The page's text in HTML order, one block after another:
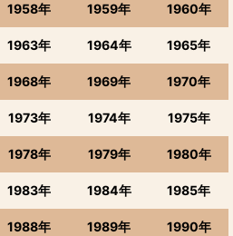
1958年 1959年 1960年
1963年 1964年 1965年
1968年 1969年 1970年
1973年 1974年 1975年
1978年 1979年 1980年
1983年 1984年 1985年
1988年 1989年 1990年